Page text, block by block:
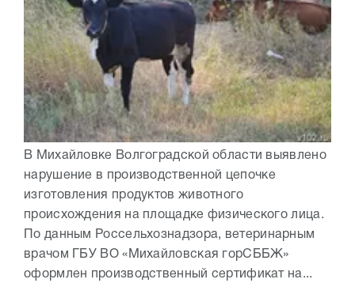
В Михайловке Волгоградской области выявлено
нарушение в производственной цепочке
изготовления продуктов животного
происхождения на площадке физического лица.
По данным Россельхознадзора, ветеринарным
врачом ГБУ ВО «Михайловская горСББЖ»
оформлен производственный сертификат на...